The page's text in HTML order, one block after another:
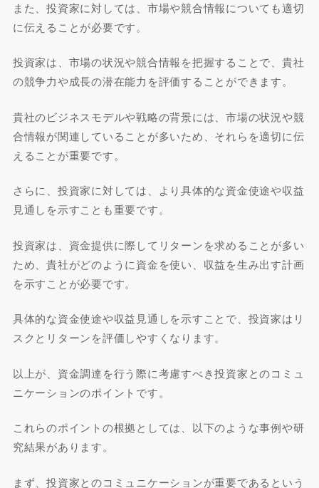
また、投資家に対しては、市場や競合情報についても適切
に伝えることが必要です。
投資家は、市場の状況や競合情報を把握することで、貴社
の競争力や成長の潜在能力を評価することができます。
貴社のビジネスモデルや戦略の背景には、市場の状況や競
合情報が関連していることが多いため、それらを適切に伝
えることが重要です。
さらに、投資家に対しては、より具体的な資金使途や収益
見通しを示すことも重要です。
投資家は、資金提供に際してリターンを求めることが多い
ため、貴社がどのように資金を使い、収益を生み出す計画
を示すことが必要です。
具体的な資金使途や収益見通しを示すことで、投資家はリ
スクとリターンを評価しやすくなります。
以上が、資金調達を行う際に考慮すべき投資家とのコミュ
ニケーションのポイントです。
これらのポイントの根拠としては、以下のような事例や研
究結果があります。
まず、投資家とのコミュニケーションが重要であるという